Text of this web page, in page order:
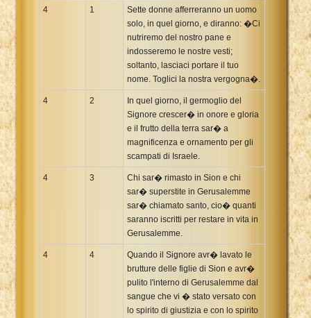
4 1
Sette donne afferreranno un uomo
solo, in quel giorno, e diranno: �Ci
nutriremo del nostro pane e
indosseremo le nostre vesti;
soltanto, lasciaci portare il tuo
nome. Toglici la nostra vergogna�.
4 2
In quel giorno, il germoglio del
Signore crescer� in onore e gloria
e il frutto della terra sar� a
magnificenza e ornamento per gli
scampati di Israele.
4 3
Chi sar� rimasto in Sion e chi
sar� superstite in Gerusalemme
sar� chiamato santo, cio� quanti
saranno iscritti per restare in vita in
Gerusalemme.
4 4
Quando il Signore avr� lavato le
brutture delle figlie di Sion e avr�
pulito l'interno di Gerusalemme dal
sangue che vi � stato versato con
lo spirito di giustizia e con lo spirito